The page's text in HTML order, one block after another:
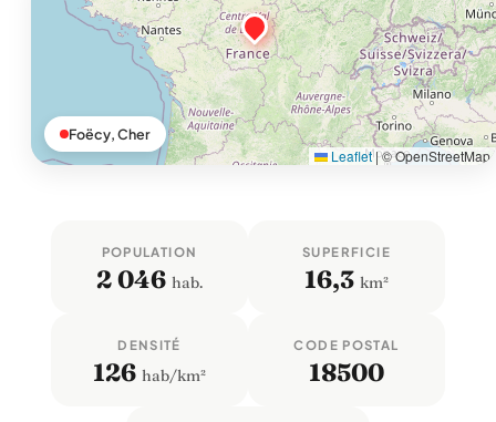
Leaflet |© OpenStreetMap
Foëcy, Cher
POPULATION
2 046 hab.
SUPERFICIE
16,3 km²
DENSITÉ
126 hab/km²
CODE POSTAL
18500